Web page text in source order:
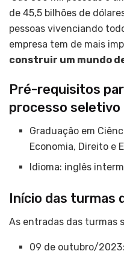
de 45,5 bilhões de
pessoas vivenciando
empresa tem de mais
construir um mundo
Pré-requisitos
processo seletivo
Graduação em
Economia, Direito e
Idioma: inglês
Início das turmas
As entradas das turmas
09 de outubro/